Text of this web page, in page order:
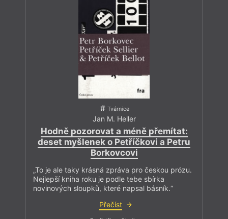
Tvárnice
Jan M. Heller
Hodně pozorovat a méně přemítat:
deset myšlenek o Petříčkovi a Petru
Borkovcovi
„To je ale taky krásná zpráva pro českou prózu.
Nejlepší kniha roku je podle tebe sbírka
novinových sloupků, které napsal básník.“
Přečíst